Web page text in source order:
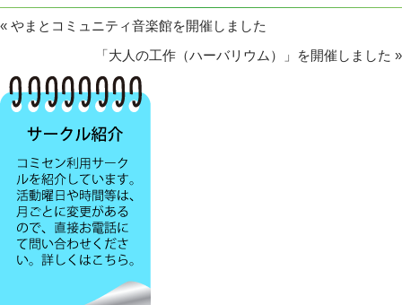
« やまとコミュニティ音楽館を開催しました
「大人の工作（ハーバリウム）」を開催しました »